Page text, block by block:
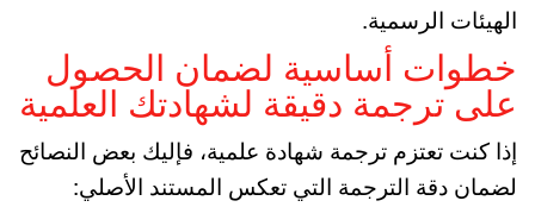
الهيئات الرسمية.
خطوات أساسية لضمان الحصول
على ترجمة دقيقة لشهادتك العلمية
إذا كنت تعتزم ترجمة شهادة علمية، فإليك بعض النصائح
لضمان دقة الترجمة التي تعكس المستند الأصلي: